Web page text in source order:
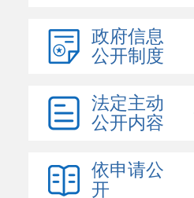
政府信息
公开制度
法定主动
公开内容
依申请公
开